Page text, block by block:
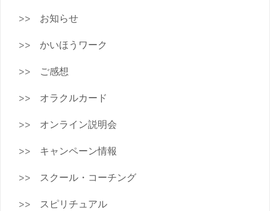
お知らせ
かいほうワーク
ご感想
オラクルカード
オンライン説明会
キャンペーン情報
スクール・コーチング
スピリチュアル